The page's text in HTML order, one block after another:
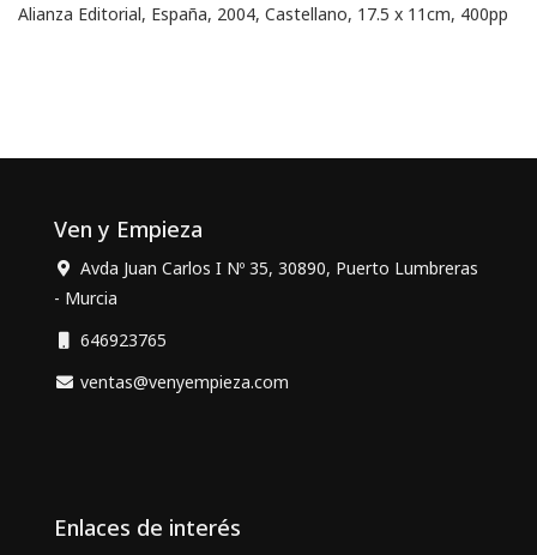
Alianza Editorial, España, 2004, Castellano, 17.5 x 11cm, 400pp
Ven y Empieza
Avda Juan Carlos I Nº 35, 30890, Puerto Lumbreras
- Murcia
646923765
ventas@venyempieza.com
Enlaces de interés